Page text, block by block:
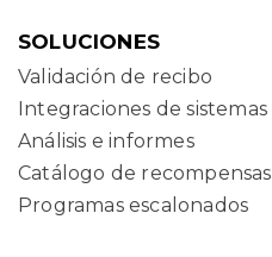
SOLUCIONES
Validación de recibo
Integraciones de sistemas
Análisis e informes
Catálogo de recompensas
Programas escalonados